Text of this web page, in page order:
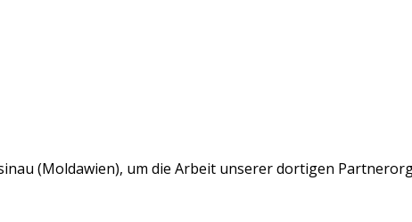
(Moldawien), um die Arbeit unserer dortigen